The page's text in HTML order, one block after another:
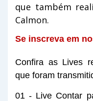
que também
Calmon.
Se inscreva em
Confira as Lives
que foram
01 - Live Contar